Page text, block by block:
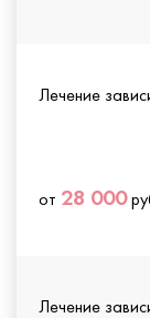
Лечение
от 28 000
Лечение